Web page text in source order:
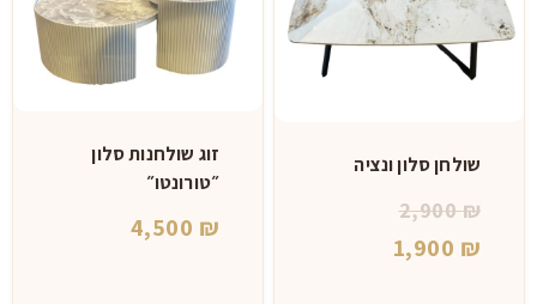
שולחן סלון ונציה
2,900₪
המחיר
המקורי1,900 ₪
זוג שולחנות סלון
״טורונטו״
4,500 ₪